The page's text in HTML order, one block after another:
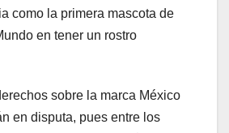
como la primera mascota de
en tener un rostro
sobre la marca México
en disputa, pues entre los